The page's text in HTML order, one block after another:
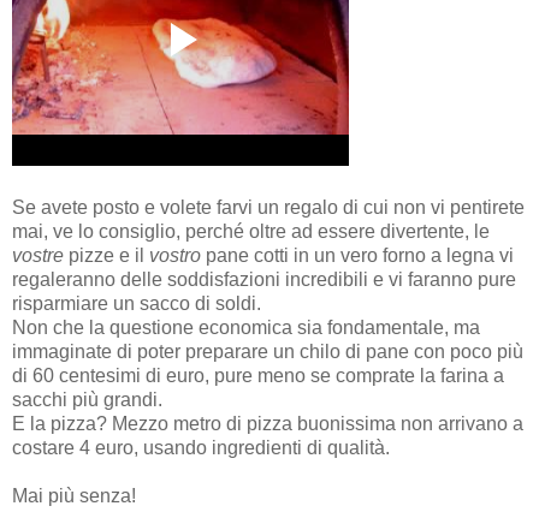
Se avete posto e volete farvi un regalo di cui non vi pentirete
mai, ve lo consiglio, perché oltre ad essere divertente, le
vostre pizze e il vostro pane cotti in un vero forno a legna vi
regaleranno delle soddisfazioni incredibili e vi faranno pure
risparmiare un sacco di soldi.
Non che la questione economica sia fondamentale, ma
immaginate di poter preparare un chilo di pane con poco più
di 60 centesimi di euro, pure meno se comprate la farina a
sacchi più grandi.
E la pizza? Mezzo metro di pizza buonissima non arrivano a
costare 4 euro, usando ingredienti di qualità.
Mai più senza!